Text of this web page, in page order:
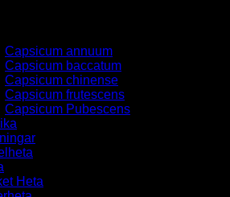
Capsicum annuum
Capsicum baccatum
Capsicum chinense
Capsicum frutescens
Capsicum Pubescens
Heta